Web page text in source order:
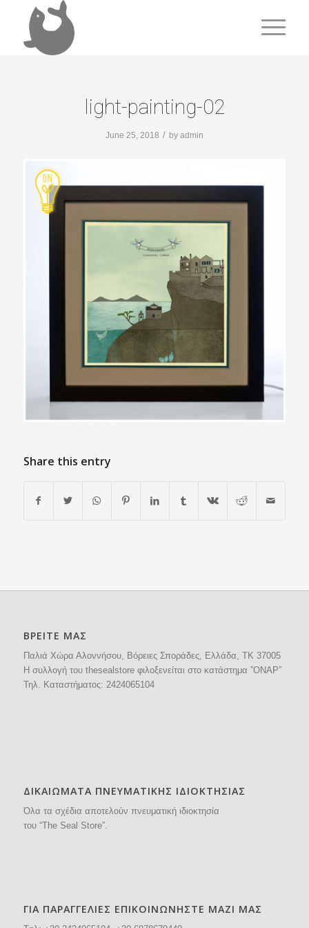
light-painting-02
June 25, 2018 / by admin
Share this entry
ΒΡΕΙΤΕ ΜΑΣ
Παλιά Χώρα Αλοννήσου, Βόρειες Σποράδες, Ελλάδα, ΤΚ 37005
H συλλογή του thesealstore φιλοξενείται στο κατάστημα ”ΟΝΑΡ”
Τηλ. Καταστήματος: 2424065104
ΔΙΚΑΙΩΜΑΤΑ ΠΝΕΥΜΑΤΙΚΗΣ ΙΔΙΟΚΤΗΣΙΑΣ
Όλα τα σχέδια αποτελούν πνευματική ιδιοκτησία
του “The Seal Store”.
ΓΙΑ ΠΑΡΑΓΓΕΛΙΕΣ ΕΠΙΚΟΙΝΩΝΗΣΤΕ ΜΑΖΙ ΜΑΣ